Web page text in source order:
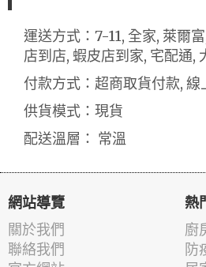
運送方式：7-11, 全家, 萊爾
店到店, 蝦皮店到家, 宅配通,
付款方式：超商取貨付款,
供貨模式：現貨
配送溫層： 常溫
網站導覽
關於我們
聯絡我們
熱
廚
防